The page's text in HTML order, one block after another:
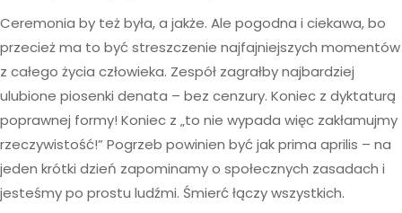
Ceremonia by też była, a jakże. Ale pogodna i ciekawa, bo
przecież ma to być streszczenie najfajniejszych momentów
z całego życia człowieka. Zespół zagrałby najbardziej
ulubione piosenki denata – bez cenzury. Koniec z dyktaturą
poprawnej formy! Koniec z „to nie wypada więc zakłamujmy
rzeczywistość!” Pogrzeb powinien być jak prima aprilis – na
jeden krótki dzień zapominamy o społecznych zasadach i
jesteśmy po prostu ludźmi. Śmierć łączy wszystkich.